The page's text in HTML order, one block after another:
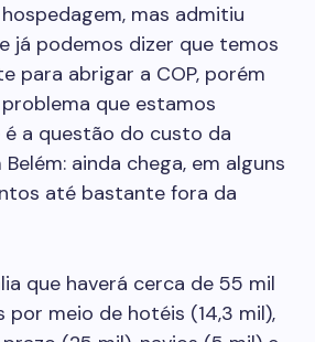
mas admitiu
já podemos dizer que temos
para abrigar a COP, porém
que estamos
a questão do custo da
ainda chega, em alguns
até bastante fora da
que haverá cerca de 55 mil
por meio de hotéis (14,3 mil),